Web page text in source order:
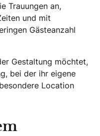
Trauungen an,
und mit
Gästeanzahl
Gestaltung möchtet,
bei der ihr eigene
Location